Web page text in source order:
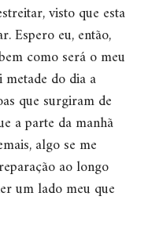
visto que esta
Espero eu, então,
como será o meu
metade do dia a
que surgiram de
a parte da manhã
algo se me
ao longo
um lado meu que